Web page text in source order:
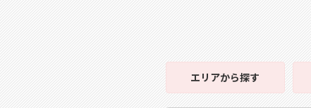
エリアから探す